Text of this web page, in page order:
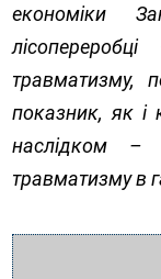
економіки
травматизму,
показник, як і
наслідком –
травматизму в